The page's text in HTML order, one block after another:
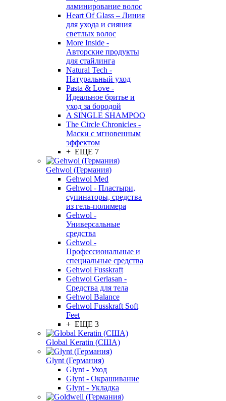
ламинирование волос
Heart Of Glass – Линия
для ухода и сияния
светлых волос
More Inside -
Авторские продукты
для стайлинга
Natural Tech -
Натуральный уход
Pasta & Love -
Идеальное бритье и
уход за бородой
A SINGLE SHAMPOO
The Circle Chronicles -
Маски с мгновенным
эффектом
+ ЕЩЕ 7
Gehwol (Германия)
Gehwol Med
Gehwol - Пластыри,
супинаторы, средства
из гель-полимера
Gehwol -
Универсальные
средства
Gehwol -
Профессиональные и
специальные средства
Gehwol Fusskraft
Gehwol Gerlasan -
Средства для тела
Gehwol Balance
Gehwol Fusskraft Soft
Feet
+ ЕЩЕ 3
Global Keratin (США)
Glynt (Германия)
Glynt - Уход
Glynt - Окрашивание
Glynt - Укладка